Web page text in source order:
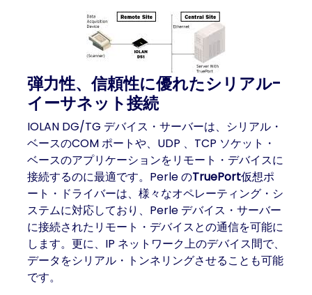
弾力性、信頼性に優れたシリアル-
イーサネット接続
IOLAN DG/TG デバイス・サーバーは、シリアル・
ベースのCOM ポートや、UDP 、TCP ソケット・
ベースのアプリケーションをリモート・デバイスに
接続するのに最適です。Perle のTruePort仮想ポ
ート・ドライバーは、様々なオペレーティング・シ
ステムに対応しており、Perle デバイス・サーバー
に接続されたリモート・デバイスとの通信を可能に
します。更に、IP ネットワーク上のデバイス間で、
データをシリアル・トンネリングさせることも可能
です。